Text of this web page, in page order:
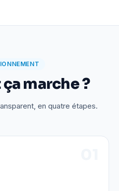
marche ?
en quatre étapes.